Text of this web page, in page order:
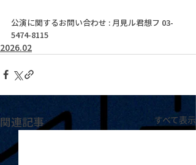
公演に関するお問い合わせ : 月見ル君想フ 03-
5474-8115
2026.02
関連記事 すべて表示